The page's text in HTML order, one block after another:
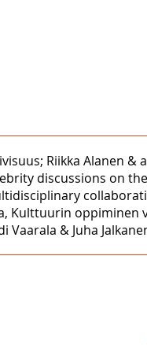
Riikka Alanen &
discussions on
Kulttuurin
& Juha